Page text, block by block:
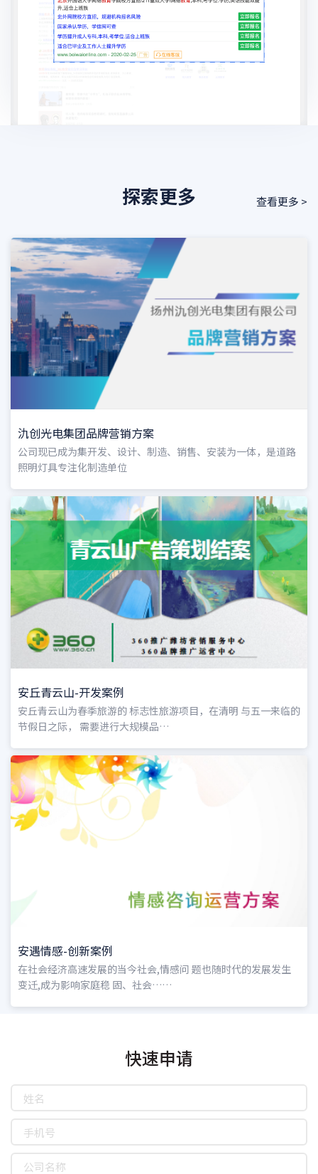
探索更多 查看更多 >
氿创光电集团品牌营销方案
公司现已成为集开发、设计、制造、销售、安装为一体，是道路
照明灯具专注化制造单位
安丘青云山-开发案例
安丘青云山为春季旅游的 标志性旅游项目，在清明 与五一来临的
节假日之际， 需要进行大规模品…
安遇情感-创新案例
在社会经济高速发展的当今社会,情感问 题也随时代的发展发生
变迁,成为影响家庭稳 固、社会……
快速申请